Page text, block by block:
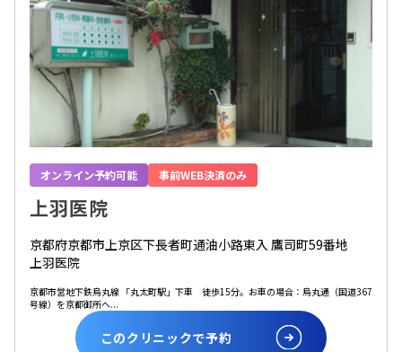
オンライン予約可能 事前WEB決済のみ
上羽医院
京都府京都市上京区下長者町通油小路東入 鷹司町59番地
上羽医院
京都市営地下鉄烏丸線 「丸太町駅」下車 徒歩15分。お車の場合：烏丸通（国道367
号線）を京都御所へ...
このクリニックで予約